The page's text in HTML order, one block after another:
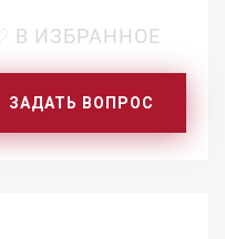
♡ В ИЗБРАННОЕ
ЗАДАТЬ ВОПРОС